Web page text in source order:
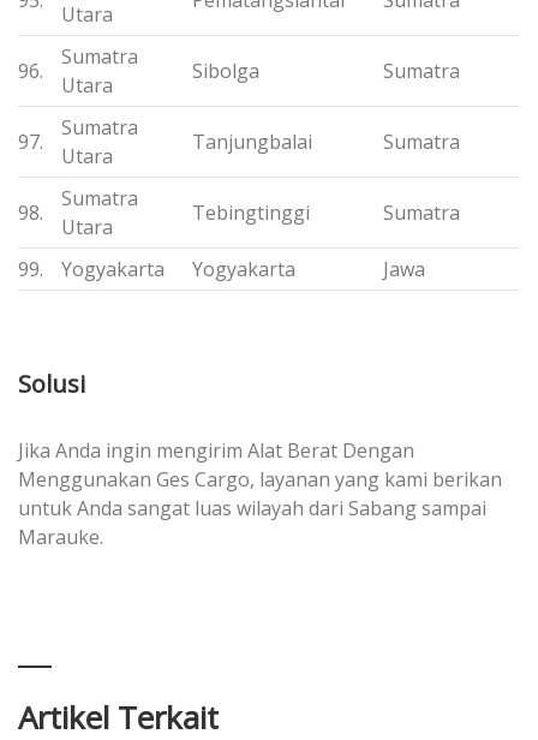
Utara
96.
Sumatra
Utara
Sibolga Sumatra
97.
Sumatra
Utara
Tanjungbalai Sumatra
98.
Sumatra
Utara
Tebingtinggi Sumatra
99. Yogyakarta Yogyakarta Jawa
Solusi
Jika Anda ingin mengirim Alat Berat Dengan
Menggunakan Ges Cargo, layanan yang kami berikan
untuk Anda sangat luas wilayah dari Sabang sampai
Marauke.
Artikel Terkait